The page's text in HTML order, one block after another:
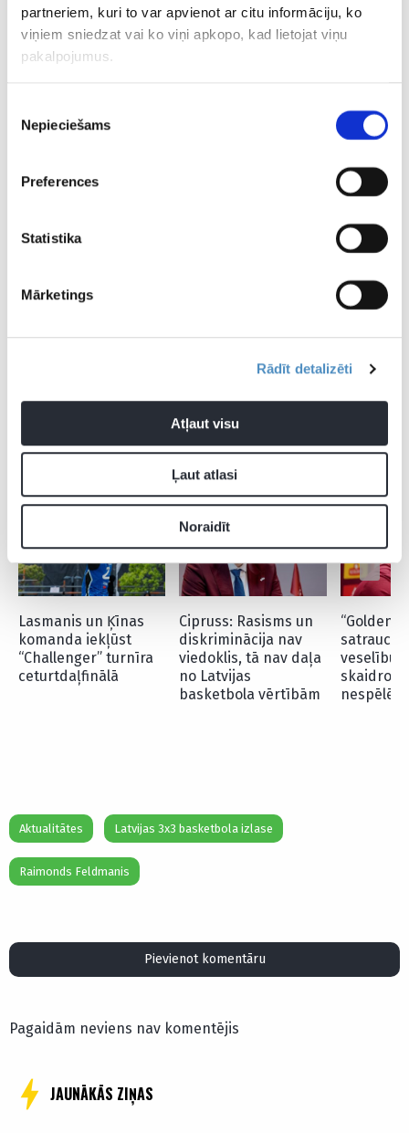
partneriem, kuri to var apvienot ar citu informāciju, ko
viņiem sniedzat vai ko viņi apkopo, kad lietojat viņu
pakalpojumus.
izvēle
Nepieciešams
Preferences
Statistika
Mārketings
Rādīt detalizēti
Atļaut visu
Ļaut atlasi
Noraidīt
CITAS ZIŅAS NO ŠĪS KATEGORIJAS
Lasmanis un Ķīnas
komanda iekļūst
“Challenger” turnīra
ceturtdaļfinālā
Cipruss: Rasisms un
diskriminācija nav
viedoklis, tā nav daļa
no Latvijas
basketbola vērtībām
veselību”
skaidro
Aktualitātes Latvijas 3x3 basketbola izlase
Raimonds Feldmanis
Pievienot komentāru
Pagaidām neviens nav komentējis
JAUNĀKĀS ZIŅAS